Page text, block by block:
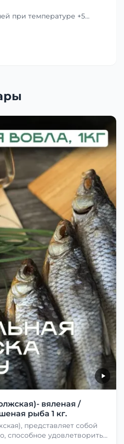
при температуре +5…
вяленая /
рыба 1 кг.
представляет собой
способное удовлетворить